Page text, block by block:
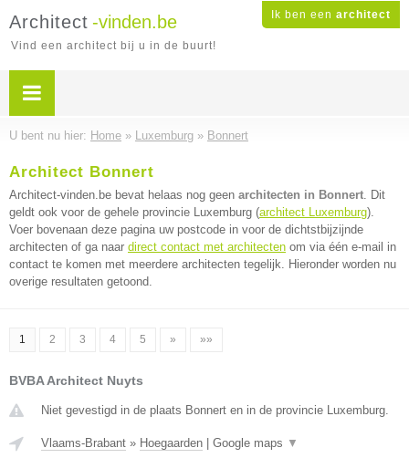
Ik ben een architect
Architect -vinden.be
Vind een architect bij u in de buurt!
U bent nu hier: Home » Luxemburg » Bonnert
Architect Bonnert
Architect-vinden.be bevat helaas nog geen architecten in Bonnert. Dit
geldt ook voor de gehele provincie Luxemburg (architect Luxemburg).
Voer bovenaan deze pagina uw postcode in voor de dichtstbijzijnde
architecten of ga naar direct contact met architecten om via één e-mail in
contact te komen met meerdere architecten tegelijk. Hieronder worden nu
overige resultaten getoond.
1 2 3 4 5 » »»
BVBA Architect Nuyts
Niet gevestigd in de plaats Bonnert en in de provincie Luxemburg.
Vlaams-Brabant » Hoegaarden Google maps ▼